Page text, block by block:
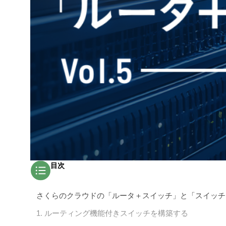
目次
さくらのクラウドの「ルータ＋スイッチ」と「スイッ
1. ルーティング機能付きスイッチを構築する